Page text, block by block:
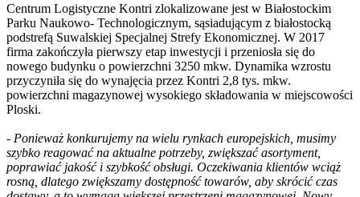
Centrum Logistyczne Kontri zlokalizowane jest w Białostockim
Parku Naukowo- Technologicznym, sąsiadującym z białostocką
podstrefą Suwalskiej Specjalnej Strefy Ekonomicznej. W 2017
firma zakończyła pierwszy etap inwestycji i przeniosła się do
nowego budynku o powierzchni 3250 mkw. Dynamika wzrostu
przyczyniła się do wynajęcia przez Kontri 2,8 tys. mkw.
powierzchni magazynowej wysokiego składowania w miejscowości
Ploski.
- Ponieważ konkurujemy na wielu rynkach europejskich, musimy
szybko reagować na aktualne potrzeby, zwiększać asortyment,
poprawiać jakość i szybkość obsługi. Oczekiwania klientów wciąż
rosną, dlatego zwiększamy dostępność towarów, aby skrócić czas